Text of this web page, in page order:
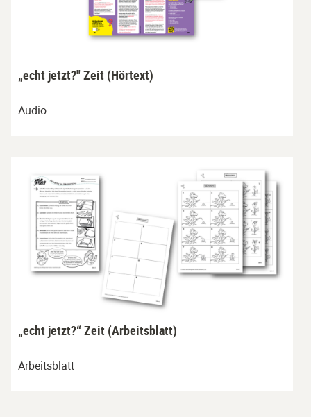
„echt jetzt?" Zeit (Hörtext)
Audio
„echt jetzt?“ Zeit (Arbeitsblatt)
Arbeitsblatt